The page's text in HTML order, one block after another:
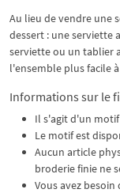
Au lieu de vendre une
dessert : une serviette
serviette ou un tablier
l'ensemble plus facile
Informations sur le
Il s'agit d'un
Le motif est
Aucun article
broderie finie ne
Vous avez